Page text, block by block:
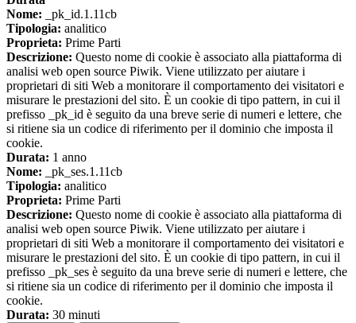
Nome: _pk_id.1.11cb
Tipologia: analitico
Proprieta: Prime Parti
Descrizione: Questo nome di cookie è associato alla piattaforma di
analisi web open source Piwik. Viene utilizzato per aiutare i
proprietari di siti Web a monitorare il comportamento dei visitatori e
misurare le prestazioni del sito. È un cookie di tipo pattern, in cui il
prefisso _pk_id è seguito da una breve serie di numeri e lettere, che
si ritiene sia un codice di riferimento per il dominio che imposta il
cookie.
Durata: 1 anno
Nome: _pk_ses.1.11cb
Tipologia: analitico
Proprieta: Prime Parti
Descrizione: Questo nome di cookie è associato alla piattaforma di
analisi web open source Piwik. Viene utilizzato per aiutare i
proprietari di siti Web a monitorare il comportamento dei visitatori e
misurare le prestazioni del sito. È un cookie di tipo pattern, in cui il
prefisso _pk_ses è seguito da una breve serie di numeri e lettere, che
si ritiene sia un codice di riferimento per il dominio che imposta il
cookie.
Durata: 30 minuti